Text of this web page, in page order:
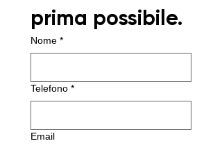
prima possibile.
Nome *
Telefono *
Email